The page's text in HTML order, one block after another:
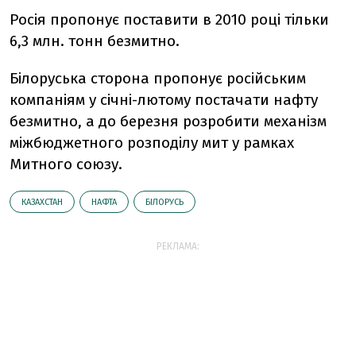
Росія пропонує поставити в 2010 році тільки
6,3 млн. тонн безмитно.
Білоруська сторона пропонує російським
компаніям у січні-лютому постачати нафту
безмитно, а до березня розробити механізм
міжбюджетного розподілу мит у рамках
Митного союзу.
КАЗАХСТАН НАФТА БІЛОРУСЬ
РЕКЛАМА: